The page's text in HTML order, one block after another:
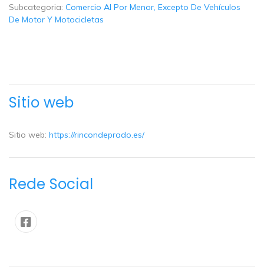
Subcategoria: Comercio Al Por Menor, Excepto De Vehículos
De Motor Y Motocicletas
Sitio web
Sitio web: https://rincondeprado.es/
Rede Social